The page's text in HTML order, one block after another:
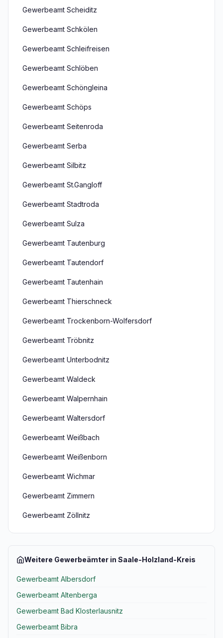
Gewerbeamt Scheiditz
Gewerbeamt Schkölen
Gewerbeamt Schleifreisen
Gewerbeamt Schlöben
Gewerbeamt Schöngleina
Gewerbeamt Schöps
Gewerbeamt Seitenroda
Gewerbeamt Serba
Gewerbeamt Silbitz
Gewerbeamt St.Gangloff
Gewerbeamt Stadtroda
Gewerbeamt Sulza
Gewerbeamt Tautenburg
Gewerbeamt Tautendorf
Gewerbeamt Tautenhain
Gewerbeamt Thierschneck
Gewerbeamt Trockenborn-Wolfersdorf
Gewerbeamt Tröbnitz
Gewerbeamt Unterbodnitz
Gewerbeamt Waldeck
Gewerbeamt Walpernhain
Gewerbeamt Waltersdorf
Gewerbeamt Weißbach
Gewerbeamt Weißenborn
Gewerbeamt Wichmar
Gewerbeamt Zimmern
Gewerbeamt Zöllnitz
Weitere Gewerbeämter in Saale-Holzland-Kreis
Gewerbeamt Albersdorf
Gewerbeamt Altenberga
Gewerbeamt Bad Klosterlausnitz
Gewerbeamt Bibra